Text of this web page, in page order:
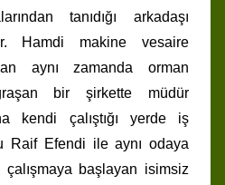
tanıdığı arkadaşı
Hamdi makine vesaire
aynı zamanda orman
bir şirkette müdür
kendi çalıştığı yerde iş
Raif Efendi ile aynı odaya
çalışmaya başlayan isimsiz